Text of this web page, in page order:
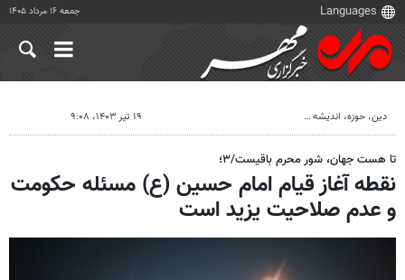
جمعه ۱۶ مرداد ۱۴۰۵
دين، حوزه، انديشه ۱۹ تیر ۱۴۰۳، ۹:۰۸
تا هست جهان، شور محرم باقیست/۳؛
نقطه آغاز قیام امام حسین (ع) مسئله حکومت
و عدم صلاحیت یزید است